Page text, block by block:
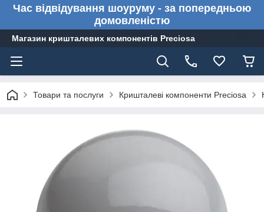
Час відвідування шоуруму - за попередньою
домовленістю
Магазин кришталевих компонентів Preciosa
Товари та послуги Кришталеві компоненти Preciosa